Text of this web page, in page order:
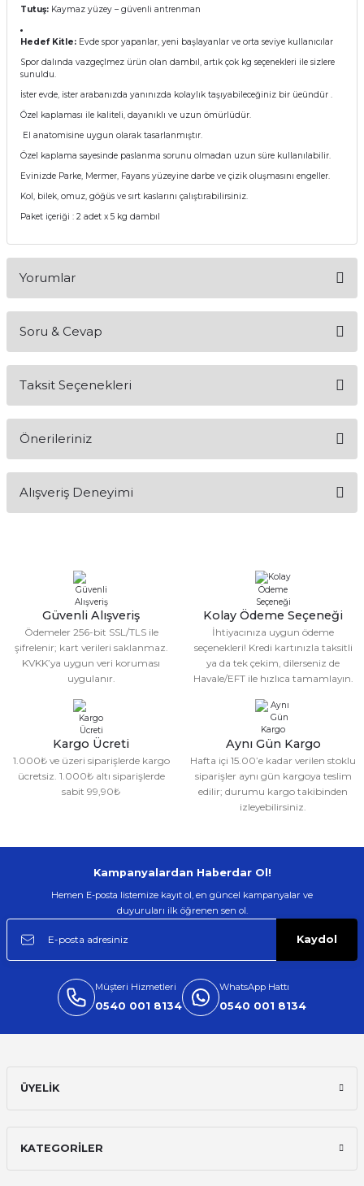
Tutuş: Kaymaz yüzey – güvenli antrenman
Hedef Kitle: Evde spor yapanlar, yeni başlayanlar ve orta seviye kullanıcılar
Spor dalında vazgeçlmez ürün olan dambıl, artık çok kg seçenekleri ile sizlere
sunuldu.
İster evde, ister arabanızda yanınızda kolaylık taşıyabileceğiniz bir üeündür .
Özel kaplaması ile kaliteli, dayanıklı ve uzun ömürlüdür.
El anatomisine uygun olarak tasarlanmıştır.
Özel kaplama sayesinde paslanma sorunu olmadan uzun süre kullanılabilir.
Evinizde Parke, Mermer, Fayans yüzeyine darbe ve çizik oluşmasını engeller.
Kol, bilek, omuz, göğüs ve sırt kaslarını çalıştırabilirsiniz.
Paket içeriği : 2 adet x 5 kg dambıl
Yorumlar
Soru & Cevap
Taksit Seçenekleri
Önerileriniz
konularda yetersiz gördüğünüz noktaları öneri formunu
kullanarak tarafımıza iletebilirsiniz.
Ürün resmi kalitesiz, bozuk veya görüntülenemiyor.
Ürün açıklamasında eksik bilgiler bulunuyor.
Ürün bilgilerinde hatalar bulunuyor.
Ürün fiyatı diğer sitelerden daha pahalı.
Bu ürüne benzer farklı alternatifler olmalı.
Gönder
Alışveriş Deneyimi
Deneyimini Paylaş
Güvenli Alışveriş
Ödemeler 256-bit SSL/TLS ile
şifrelenir; kart verileri saklanmaz.
KVKK’ya uygun veri koruması
uygulanır.
Kolay Ödeme Seçeneği
İhtiyacınıza uygun ödeme
seçenekleri! Kredi kartınızla taksitli
ya da tek çekim, dilerseniz de
Havale/EFT ile hızlıca tamamlayın.
Kargo Ücreti
1.000₺ ve üzeri siparişlerde kargo
ücretsiz. 1.000₺ altı siparişlerde
sabit 99,90₺
Aynı Gün Kargo
Hafta içi 15.00’e kadar verilen stoklu
siparişler aynı gün kargoya teslim
edilir; durumu kargo takibinden
izleyebilirsiniz.
Kampanyalardan Haberdar Ol!
Hemen E-posta listemize kayıt ol, en güncel kampanyalar ve
duyuruları ilk öğrenen sen ol.
Kaydol
Müşteri Hizmetleri
0540 001 8134
WhatsApp Hattı
0540 001 8134
ÜYELİK
KATEGORİLER